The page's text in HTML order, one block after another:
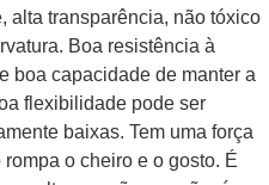
alta transparência, não tóxico
Boa resistência à
boa capacidade de manter a
flexibilidade pode ser
baixas. Tem uma força
o cheiro e o gosto. É